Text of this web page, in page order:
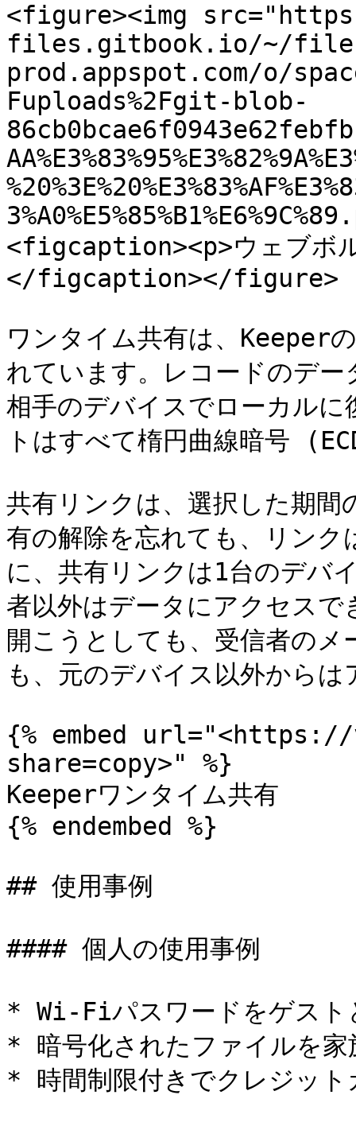
<figure><img
files.gitbook.io/~/
prod.appspot.com/o/
Fuploads%2Fgit-blob-
<figcaption><p>ウェブボ
</figcaption></figure>
ワンタイム共有は、Keeper
れています。レコードのデー
相手のデバイスでローカル
トはすべて楕円曲線暗号
共有リンクは、選択した期間
有の解除を忘れても、リン
に、共有リンクは1台のデバ
者以外はデータにアクセス
開こうとしても、受信者の
も、元のデバイス以外から
{% embed url="<https://
share=copy>" %}
Keeperワンタイム共有
{% endembed %}
## 使用事例
#### 個人の使用事例
* Wi-Fiパスワードをゲスト
* 暗号化されたファイルを家
* 時間制限付きでクレジット